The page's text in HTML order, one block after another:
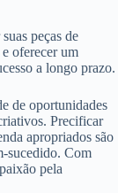
peças de
oferecer um
a longo prazo.
de oportunidades
Precificar
apropriados são
sucedido. Com
pela